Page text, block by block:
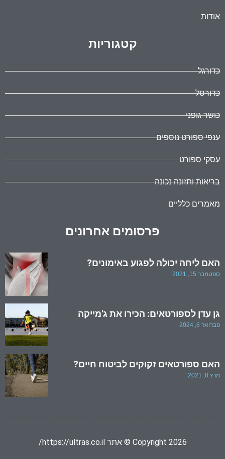
אודות
קטגוריות
כדורגל
כדורסל
כושר גופני
ענפי ספורט נוספים
עסקי ספורט
בריאות ותזונה נכונה
מאמרים כלליים
פרסומים אחרונים
האם ליחה יכולה לפגוע באימונים?
ספטמבר 15, 2021
גן עדן לספורטאים: הכירו את ג'מייקה
פברואר 6, 2024
האם ספורטאים זקוקים לביטוח חיים?
מרץ 8, 2021
Copyright 2026 © אתר https://ultras.co.il/